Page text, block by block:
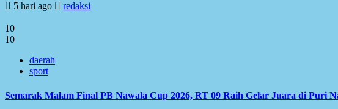
5 hari ago redaksi
10
10
daerah
sport
Semarak Malam Final PB Nawala Cup 2026, RT 09 Raih Gelar Juara di Puri